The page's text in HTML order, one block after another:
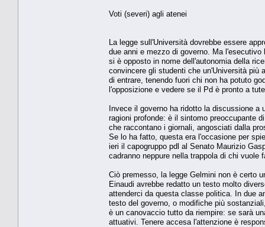
Voti (severi) agli atenei
La legge sull'Università dovrebbe essere
due anni e mezzo di governo. Ma
si è opposto in nome dell'autonomia della
convincere gli studenti che un'Università più
di entrare, tenendo fuori chi non ha potuto
l'opposizione e vedere se il Pd è pronto a
Invece il governo ha ridotto la discussione a
ragioni profonde: è il sintomo preoccupante
che raccontano i giornali, angosciati dalla
Se lo ha fatto, questa era l'occasione per
ieri il capogruppo pdl al Senato Maurizio
cadranno neppure nella trappola di chi vuole
Ciò premesso, la legge Gelmini non è certo
Einaudi avrebbe redatto un testo molto
attenderci da questa classe politica. In due
testo del governo, o modifiche più
è un canovaccio tutto da riempire: se sarà
attuativi. Tenere accesa l'attenzione è